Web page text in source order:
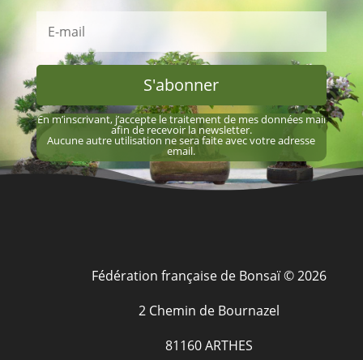
S'abonner
En m’inscrivant, j’accepte le traitement de mes données mail
afin de recevoir la newsletter.
Aucune autre utilisation ne sera faite avec votre adresse
email.
Fédération française de Bonsaï © 2026
2 Chemin de Bournazel
81160 ARTHES